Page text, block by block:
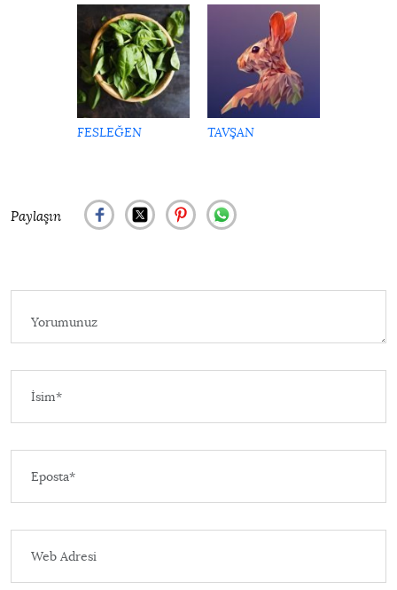
FESLEĞEN TAVŞAN
Paylaşın